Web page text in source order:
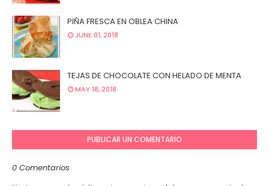
PIÑA FRESCA EN OBLEA CHINA
JUNE 01, 2018
TEJAS DE CHOCOLATE CON HELADO DE MENTA
MAY 18, 2018
PUBLICAR UN COMENTARIO
0 Comentarios